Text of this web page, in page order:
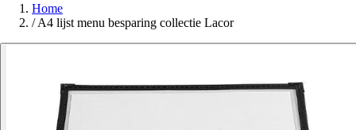
Home
/ A4 lijst menu besparing collectie Lacor